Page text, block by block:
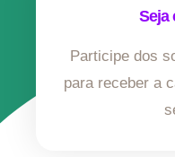
Seja
Participe dos
para receber a